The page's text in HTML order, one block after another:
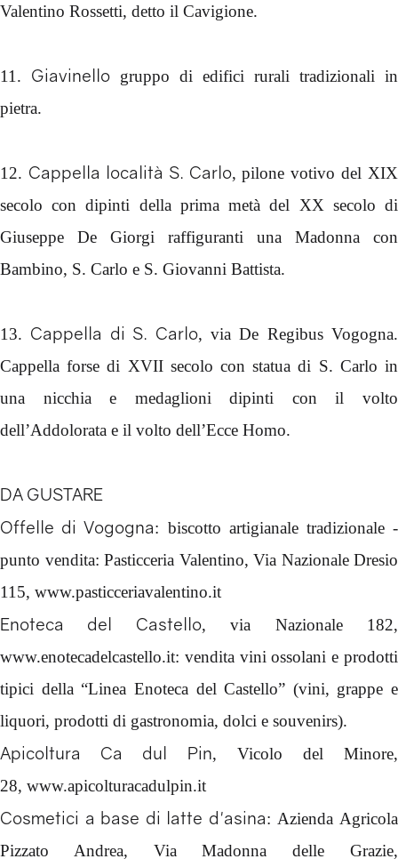
Valentino Rossetti, detto il Cavigione.
11. Giavinello gruppo di edifici rurali tradizionali in
pietra.
12. Cappella località S. Carlo, pilone votivo del XIX
secolo con dipinti della prima metà del XX secolo di
Giuseppe De Giorgi raffiguranti una Madonna con
Bambino, S. Carlo e S. Giovanni Battista.
13. Cappella di S. Carlo, via De Regibus Vogogna.
Cappella forse di XVII secolo con statua di S. Carlo in
una nicchia e medaglioni dipinti con il volto
dell’Addolorata e il volto dell’Ecce Homo.
DA GUSTARE
Offelle di Vogogna: biscotto artigianale tradizionale -
punto vendita: Pasticceria Valentino, Via Nazionale Dresio
115, www.pasticceriavalentino.it
Enoteca del Castello, via Nazionale 182,
www.enotecadelcastello.it: vendita vini ossolani e prodotti
tipici della “Linea Enoteca del Castello” (vini, grappe e
liquori, prodotti di gastronomia, dolci e souvenirs).
Apicoltura Ca dul Pin, Vicolo del Minore,
28, www.apicolturacadulpin.it
Cosmetici a base di latte d'asina: Azienda Agricola
Pizzato Andrea, Via Madonna delle Grazie,